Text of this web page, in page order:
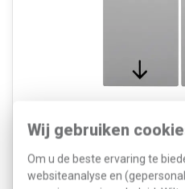
Wij gebruiken
Om u de beste ervaring te
websiteanalyse en
mat. Voor serie-pulsdrukker
afdekraam.Meer informatie »
Artikelnummer:445340
SKU:16441909
EAN:
4011334221838